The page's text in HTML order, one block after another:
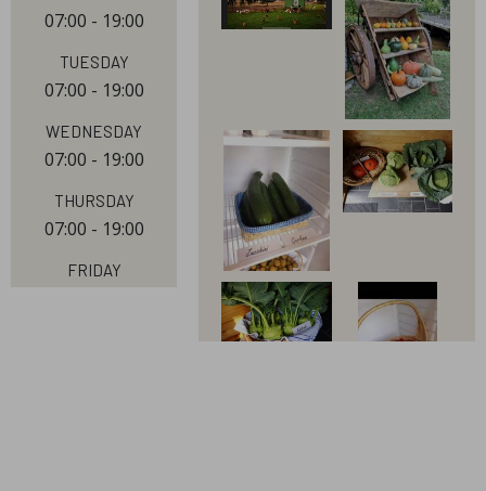
07:00 - 19:00
Tuesday
07:00 - 19:00
Wednesday
07:00 - 19:00
Thursday
07:00 - 19:00
Friday